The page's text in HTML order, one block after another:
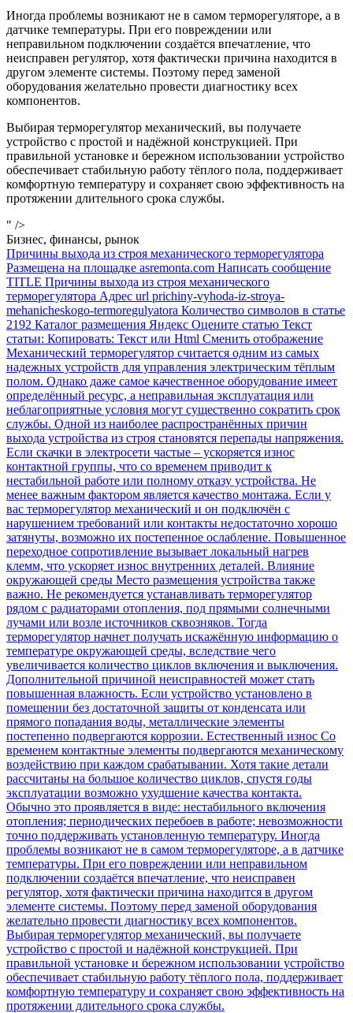
Иногда проблемы возникают не в самом терморегуляторе, а в
датчике температуры. При его повреждении или
неправильном подключении создаётся впечатление, что
неисправен регулятор, хотя фактически причина находится в
другом элементе системы. Поэтому перед заменой
оборудования желательно провести диагностику всех
компонентов.
Выбирая терморегулятор механический, вы получаете
устройство с простой и надёжной конструкцией. При
правильной установке и бережном использовании устройство
обеспечивает стабильную работу тёплого пола, поддерживает
комфортную температуру и сохраняет свою эффективность на
протяжении длительного срока службы.
" />
Бизнес, финансы, рынок
Причины выхода из строя механического терморегулятора
Размещена на площадке asremonta.com Написать сообщение
TITLE Причины выхода из строя механического
терморегулятора Адрес url prichiny-vyhoda-iz-stroya-
mehanicheskogo-termoregulyatora Количество символов в статье
2192 Каталог размещения Яндекс Оцените статью Текст
статьи: Копировать: Текст или Html Cменить отображение
Механический терморегулятор считается одним из самых
надежных устройств для управления электрическим тёплым
полом. Однако даже самое качественное оборудование имеет
определённый ресурс, а неправильная эксплуатация или
неблагоприятные условия могут существенно сократить срок
службы. Одной из наиболее распространённых причин
выхода устройства из строя становятся перепады напряжения.
Если скачки в электросети частые – ускоряется износ
контактной группы, что со временем приводит к
нестабильной работе или полному отказу устройства. Не
менее важным фактором является качество монтажа. Если у
вас терморегулятор механический и он подключён с
нарушением требований или контакты недостаточно хорошо
затянуты, возможно их постепенное ослабление. Повышенное
переходное сопротивление вызывает локальный нагрев
клемм, что ускоряет износ внутренних деталей. Влияние
окружающей среды Место размещения устройства также
важно. Не рекомендуется устанавливать терморегулятор
рядом с радиаторами отопления, под прямыми солнечными
лучами или возле источников сквозняков. Тогда
терморегулятор начнет получать искажённую информацию о
температуре окружающей среды, вследствие чего
увеличивается количество циклов включения и выключения.
Дополнительной причиной неисправностей может стать
повышенная влажность. Если устройство установлено в
помещении без достаточной защиты от конденсата или
прямого попадания воды, металлические элементы
постепенно подвергаются коррозии. Естественный износ Со
временем контактные элементы подвергаются механическому
воздействию при каждом срабатывании. Хотя такие детали
рассчитаны на большое количество циклов, спустя годы
эксплуатации возможно ухудшение качества контакта.
Обычно это проявляется в виде: нестабильного включения
отопления; периодических перебоев в работе; невозможности
точно поддерживать установленную температуру. Иногда
проблемы возникают не в самом терморегуляторе, а в датчике
температуры. При его повреждении или неправильном
подключении создаётся впечатление, что неисправен
регулятор, хотя фактически причина находится в другом
элементе системы. Поэтому перед заменой оборудования
желательно провести диагностику всех компонентов.
Выбирая терморегулятор механический, вы получаете
устройство с простой и надёжной конструкцией. При
правильной установке и бережном использовании устройство
обеспечивает стабильную работу тёплого пола, поддерживает
комфортную температуру и сохраняет свою эффективность на
протяжении длительного срока службы.